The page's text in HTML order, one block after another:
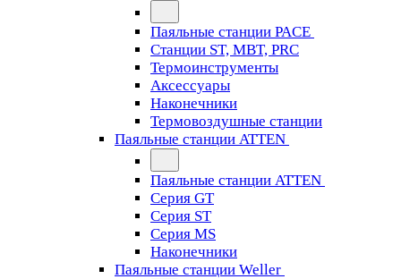
Паяльные станции PACE
Станции ST, MBT, PRC
Термоинструменты
Аксессуары
Наконечники
Термовоздушные станции
Паяльные станции ATTEN
Паяльные станции ATTEN
Серия GT
Серия ST
Серия MS
Наконечники
Паяльные станции Weller